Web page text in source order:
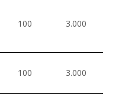
100 3.000
100 3.000